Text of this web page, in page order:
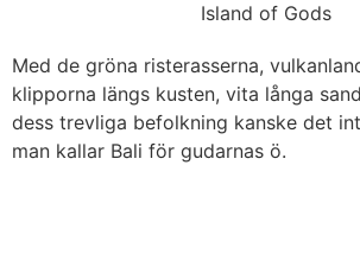
Island of Gods
Med de gröna risterasserna,
klipporna längs kusten, vita långa
dess trevliga befolkning kanske det
man kallar Bali för gudarnas ö.